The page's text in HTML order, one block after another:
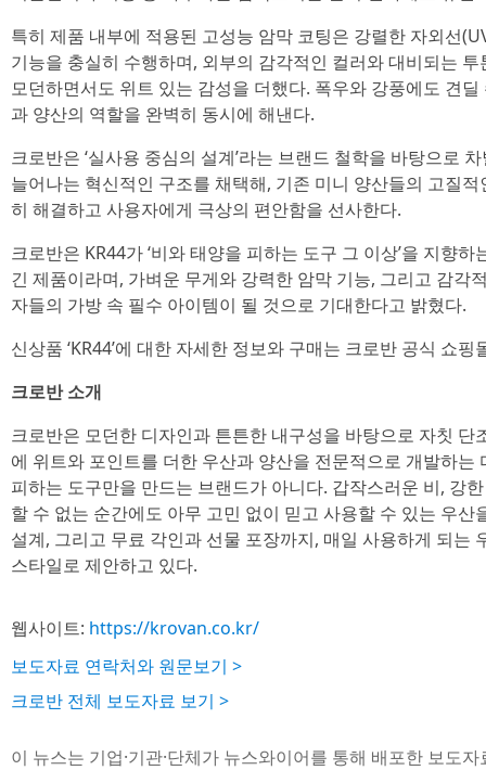
특히 제품 내부에 적용된 고성능 암막 코팅은 강렬한 자외선
기능을 충실히 수행하며, 외부의 감각적인 컬러와 대비되는
모던하면서도 위트 있는 감성을 더했다. 폭우와 강풍에도 견
과 양산의 역할을 완벽히 동시에 해낸다.
크로반은 ‘실사용 중심의 설계’라는 브랜드 철학을 바탕으로
늘어나는 혁신적인 구조를 채택해, 기존 미니 양산들의 고질
히 해결하고 사용자에게 극상의 편안함을 선사한다.
크로반은 KR44가 ‘비와 태양을 피하는 도구 그 이상’을 지향
긴 제품이라며, 가벼운 무게와 강력한 암막 기능, 그리고 감각
자들의 가방 속 필수 아이템이 될 것으로 기대한다고 밝혔다.
신상품 ‘KR44’에 대한 자세한 정보와 구매는 크로반 공식 쇼
크로반 소개
크로반은 모던한 디자인과 튼튼한 내구성을 바탕으로 자칫
에 위트와 포인트를 더한 우산과 양산을 전문적으로 개발하는
피하는 도구만을 만드는 브랜드가 아니다. 갑작스러운 비, 강
할 수 없는 순간에도 아무 고민 없이 믿고 사용할 수 있는 우
설계, 그리고 무료 각인과 선물 포장까지, 매일 사용하게 되는
스타일로 제안하고 있다.
웹사이트: https://krovan.co.kr/
보도자료 연락처와 원문보기 >
크로반 전체 보도자료 보기 >
이 뉴스는 기업·기관·단체가 뉴스와이어를 통해 배포한 보도